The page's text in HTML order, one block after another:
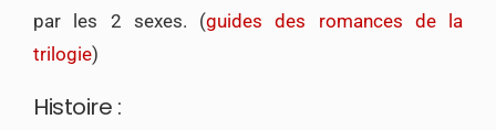
par les 2 sexes. (guides des romances de la
trilogie)
Histoire :